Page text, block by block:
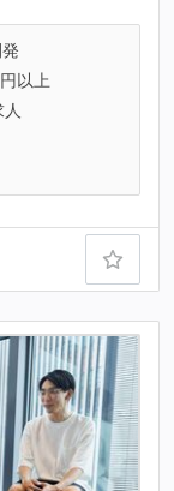
以上